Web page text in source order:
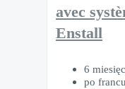
avec
Enstall
6
po